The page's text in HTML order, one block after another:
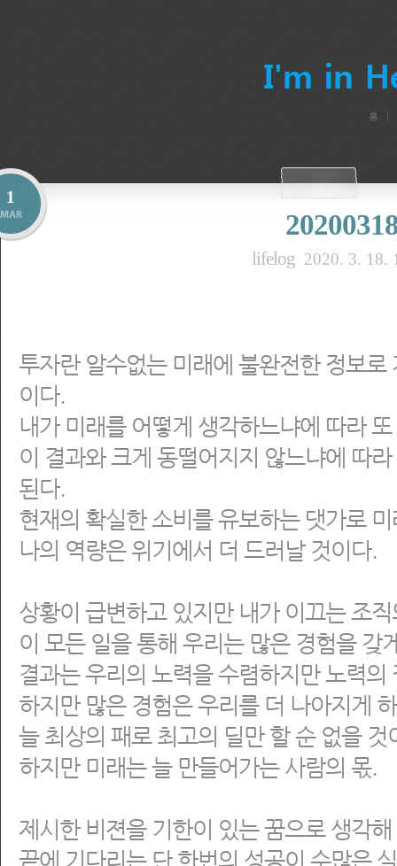
홈
1
lifelog 2020. 3. 18.
투자란 알수없는 미래에 불완전한 정보
이다.
내가 미래를 어떻게 생각하느냐에 따라
이 결과와 크게 동떨어지지 않느냐에 따
된다.
현재의 확실한 소비를 유보하는 댓가로
나의 역량은 위기에서 더 드러날 것이다.
상황이 급변하고 있지만 내가 이끄는 조
이 모든 일을 통해 우리는 많은 경험을 갖
결과는 우리의 노력을 수렴하지만 노력
하지만 많은 경험은 우리를 더 나아지게
늘 최상의 패로 최고의 딜만 할 순 없을 것
하지만 미래는 늘 만들어가는 사람의 몫.
제시한 비젼을 기한이 있는 꿈으로 생각
끝에 기다리는 단 한번의 성공이 수많은